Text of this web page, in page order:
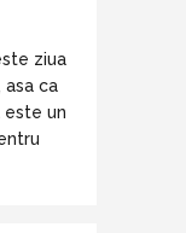
ziua
asa ca
este un